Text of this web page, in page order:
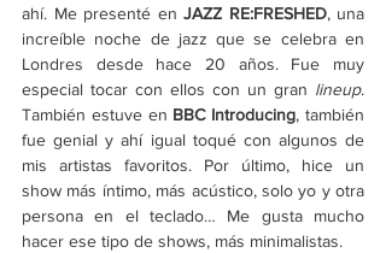
ahí. Me presenté en JAZZ RE:FRESHED, una
increíble noche de jazz que se celebra en
Londres desde hace 20 años. Fue muy
especial tocar con ellos con un gran lineup.
También estuve en BBC Introducing, también
fue genial y ahí igual toqué con algunos de
mis artistas favoritos. Por último, hice un
show más íntimo, más acústico, solo yo y otra
persona en el teclado… Me gusta mucho
hacer ese tipo de shows, más minimalistas.